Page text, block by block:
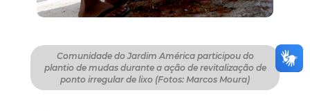
Comunidade do Jardim América participou do
plantio de mudas durante a ação de revitalização de
ponto irregular de lixo (Fotos: Marcos Moura)